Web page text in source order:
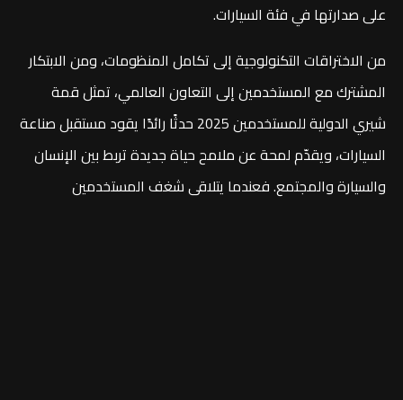
على صدارتها في فئة السيارات.
من الاختراقات التكنولوجية إلى تكامل المنظومات، ومن الابتكار
المشترك مع المستخدمين إلى التعاون العالمي، تمثل قمة
شيري الدولية للمستخدمين 2025 حدثًا رائدًا يقود مستقبل صناعة
السيارات، ويقدّم لمحة عن ملامح حياة جديدة تربط بين الإنسان
والسيارة والمجتمع. فعندما يتلاقى شغف المستخدمين